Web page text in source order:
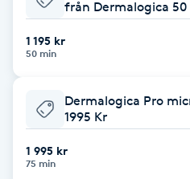
Blowout
Bottenfärg
Brynformning
Brynfärgning
från Dermalogica 50
1 195 kr
50 min
Dermalogica Pro
1995 Kr
1 995 kr
75 min